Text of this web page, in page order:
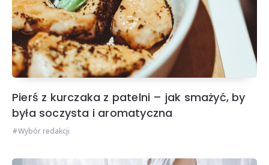
Pierś z kurczaka z patelni – jak smażyć, by
była soczysta i aromatyczna
Wybór redakcji